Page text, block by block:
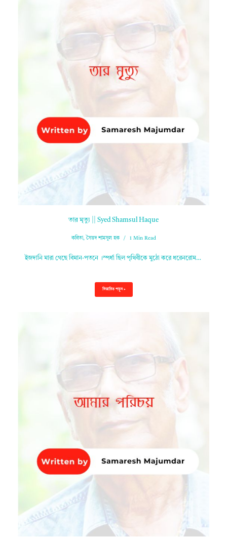
তার মৃত্যু || Syed Shamsul Haque
কবিতা, সৈয়দ শামসুল হক 1 Min Read
ইজদানি মারা গেছে বিমান-পতনে ।স্পর্ধা ছিল পৃথিবীকে মুঠো করে ধরেনরোম…
বিস্তারিত পড়ুন »